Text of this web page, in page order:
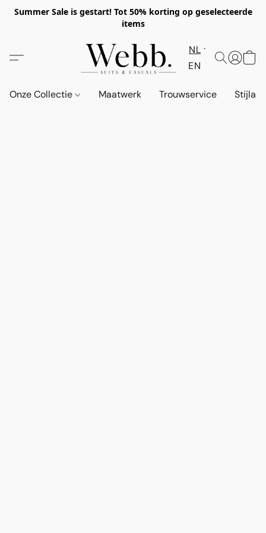
Summer Sale is gestart! Tot 50% korting op geselecteerde
items
NL
EN
Onze Collectie Maatwerk Trouwservice